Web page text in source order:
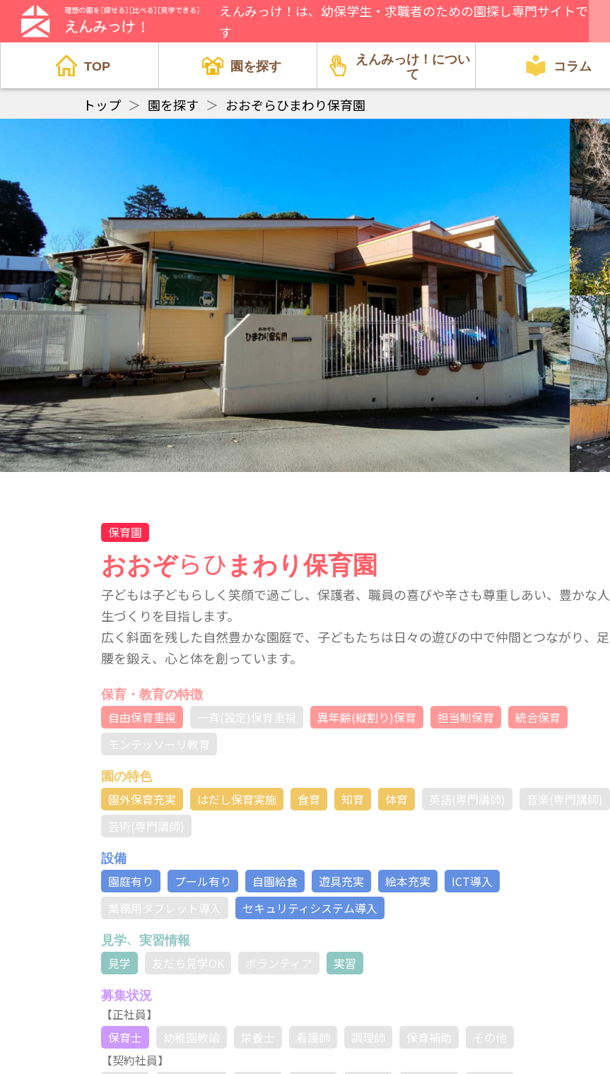
えんみっけ！は、幼保学生・求職者のための園探し専門サイトで
す
TOP 園を探す
えんみっけ！につい
て
コラム
トップ ＞ 園を探す ＞ おおぞらひまわり保育園
保育園
おおぞらひまわり保育園
子どもは子どもらしく笑顔で過ごし、保護者、職員の喜びや辛さも尊重しあい、豊かな人
生づくりを目指します。
広く斜面を残した自然豊かな園庭で、子どもたちは日々の遊びの中で仲間とつながり、足
腰を鍛え、心と体を創っています。
保育・教育の特徴
自由保育重視 一斉(設定)保育重視 異年齢(縦割り)保育 担当制保育
統合保育
モンテッソーリ教育
園の特色
園外保育充実 はだし保育実施 食育 知育 体育 英語(専門講師)
音楽(専門講師)
芸術(専門講師)
設備
園庭有り プール有り 自園給食 遊具充実 絵本充実
ICT導入
業務用タブレット導入
セキュリティシステム導入
見学、実習情報
見学 友だち見学OK ボランティア 実習
募集状況
【正社員】
保育士
幼稚園教諭 栄養士 看護師 調理師 保育補助
その他
【契約社員】